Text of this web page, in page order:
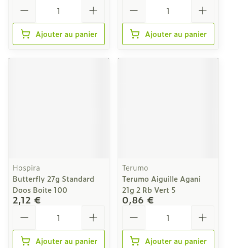
Ajouter au panier Ajouter au panier
Hospira
Butterfly 27g Standard
Doos Boite 100
2,12 €
Ajouter au panier
Terumo
Terumo Aiguille Agani
21g 2 Rb Vert 5
0,86 €
Ajouter au panier